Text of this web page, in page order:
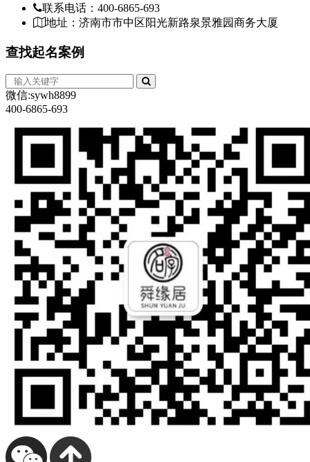
联系电话：400-6865-693
地址：济南市市中区阳光新路泉景雅园商务大厦
查找起名案例
微信:sywh8899
400-6865-693